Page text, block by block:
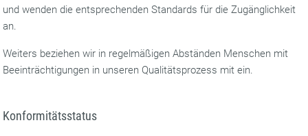
und wenden die entsprechenden Standards für die Zugänglichkeit
an.
Weiters beziehen wir in regelmäßigen Abständen Menschen mit
Beeinträchtigungen in unseren Qualitätsprozess mit ein.
Konformitätsstatus